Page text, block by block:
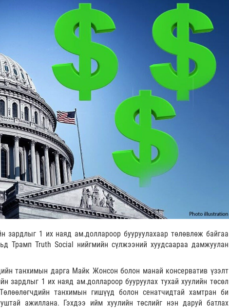
зардлыг 1 их наяд ам.доллароор бууруулахаар төлөвлөж байгаа
Трамп Truth Social нийгмийн сүлжээний хуудсаараа дамжуулан
танхимын дарга Майк Жонсон болон манай консерватив үзэлт
зардлыг 1 их наяд ам.доллароор бууруулах тухай хуулийн төсөл
танхимын гишүүд болон сенатчидтай хамтран би
ажиллана. Гэхдээ ийм хуулийн төслийг нэн даруй батлах